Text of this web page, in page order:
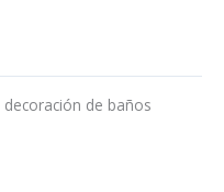
de baños